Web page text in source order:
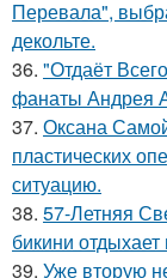
Перевала",
декольте.
36. "Отдаёт
фанаты Андрея
37. Оксана
пластических
ситуацию.
38. 57-Летняя
бикини
39. Уже вторую